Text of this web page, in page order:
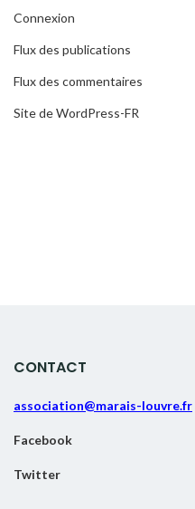
Connexion
Flux des publications
Flux des commentaires
Site de WordPress-FR
CONTACT
association@marais-louvre.fr
Facebook
Twitter